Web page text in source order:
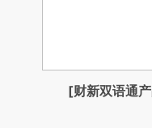
[财新双语通